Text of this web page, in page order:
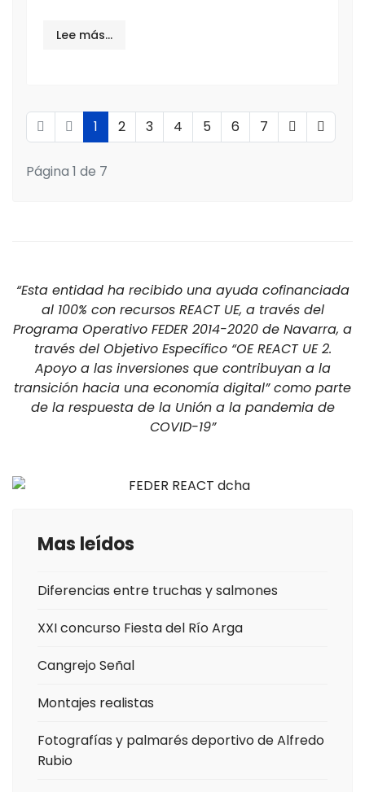
Lee más…
1 2 3 4 5 6 7
Página 1 de 7
“Esta entidad ha recibido una ayuda cofinanciada
al 100% con recursos REACT UE, a través del
Programa Operativo FEDER 2014-2020 de Navarra, a
través del Objetivo Específico “OE REACT UE 2.
Apoyo a las inversiones que contribuyan a la
transición hacia una economía digital” como parte
de la respuesta de la Unión a la pandemia de
COVID-19”
Mas leídos
Diferencias entre truchas y salmones
XXI concurso Fiesta del Río Arga
Cangrejo Señal
Montajes realistas
Fotografías y palmarés deportivo de Alfredo
Rubio